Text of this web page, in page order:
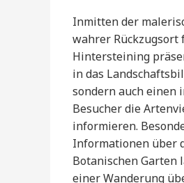
Inmitten der
wahrer Rückzugsort
Hintersteining
in das
sondern auch einen
Besucher die
informieren.
Informationen über
Botanischen Garten
einer Wanderung